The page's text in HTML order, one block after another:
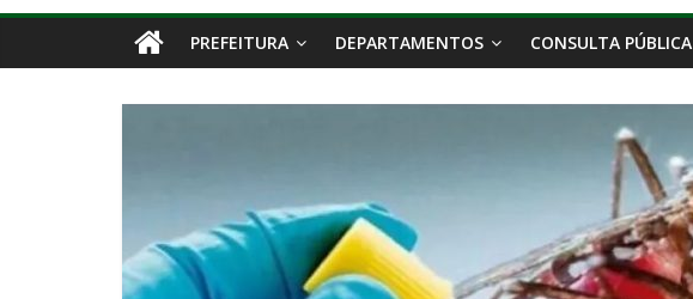
PREFEITURA DEPARTAMENTOS CONSULTA PÚBLICA